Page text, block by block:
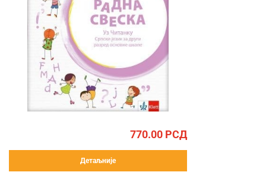
770.00 РСД
Детаљније